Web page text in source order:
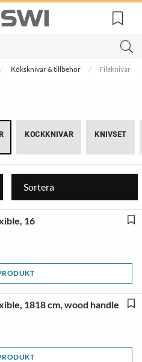
Köksknivar & tillbehör Filéknivar
KOCKKNIVAR KNIVSET
Sortera
16
1818 cm, wood handle